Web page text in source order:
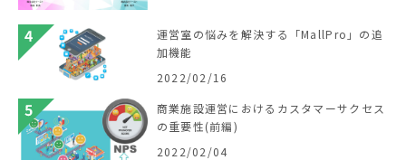
運営室の悩みを解決する「MallPro」の追
加機能
2022/02/16
商業施設運営におけるカスタマーサクセス
の重要性(前編)
2022/02/04